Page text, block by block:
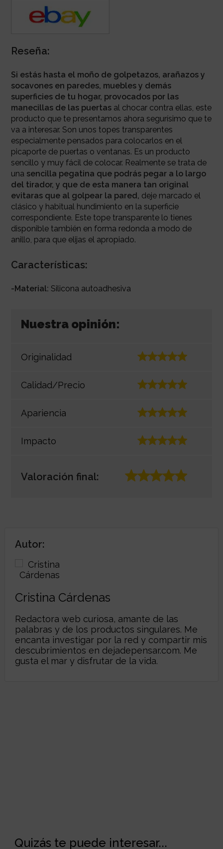
Reseña:
Si estás hasta el moño de golpetazos, arañazos y
socavones en paredes, muebles y demás
superficies de tu hogar, provocados por las
manecillas de las puertasal chocar contra ellas, este
producto que te presentamos ahora segurísimo que te
va a interesar. Son unos topes transparentes
especialmente pensados para colocarlos en el
picaporte de puertas o ventanas. Es un producto
sencillo y muy fácil de colocar. Realmente se trata de
una sencilla pegatina que podrás pegar a lo largo
del tirador, y que de esta manera tan original
evitaras que al golpear la pared, deje marcado el
clásico y habitual hundimiento en la superficie
correspondiente. Este tope transparente lo tienes
disponible también en forma redonda a modo de
anillo, para que elijas el apropiado.
Características:
-Material: Silicona autoadhesiva
Nuestra opinión:
Originalidad
Calidad/Precio
Apariencia
Impacto
Valoración final:
Autor:
Cristina Cárdenas
Redactora web curiosa, amante de las
palabras y de los productos singulares. Me
encanta investigar por la red y compartir mis
descubrimientos en dejadepensar.com. Me
gusta el mar y disfrutar de la vida.
Quizás te puede interesar...